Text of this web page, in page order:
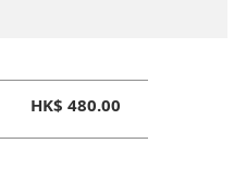
HK$ 480.00